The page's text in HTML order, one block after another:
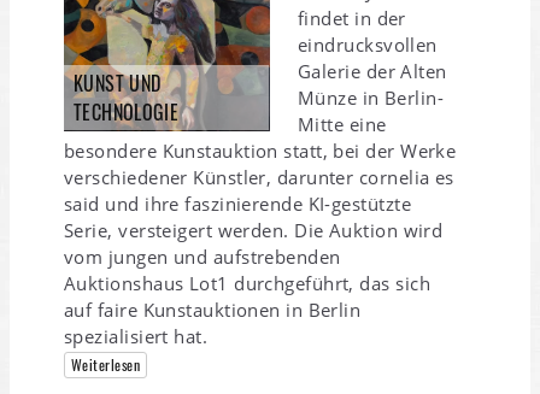
KUNST UND
TECHNOLOGIE
findet in der
eindrucksvollen
Galerie der Alten
Münze in Berlin-
Mitte eine
besondere Kunstauktion statt, bei der Werke
verschiedener Künstler, darunter cornelia es
said und ihre faszinierende KI-gestützte
Serie, versteigert werden. Die Auktion wird
vom jungen und aufstrebenden
Auktionshaus Lot1 durchgeführt, das sich
auf faire Kunstauktionen in Berlin
spezialisiert hat.
Weiterlesen